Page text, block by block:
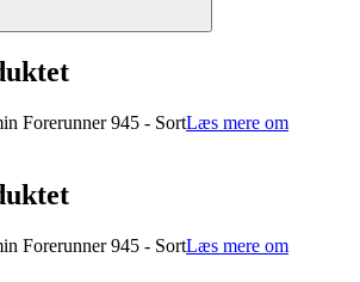
Forerunner 945 - SortLæs mere om
Forerunner 945 - SortLæs mere om